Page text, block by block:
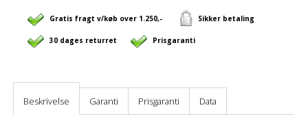
Gratis fragt v/køb over 1.250,- Sikker betaling
30 dages returret Prisgaranti
Beskrivelse Garanti Prisgaranti Data